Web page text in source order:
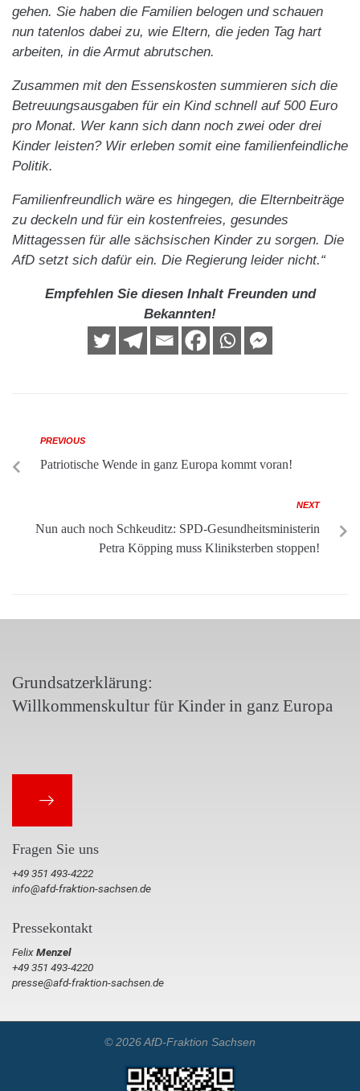
gehen. Sie haben die Familien belogen und schauen
nun tatenlos dabei zu, wie Eltern, die jeden Tag hart
arbeiten, in die Armut abrutschen.
Zusammen mit den Essenskosten summieren sich die
Betreuungsausgaben für ein Kind schnell auf 500 Euro
pro Monat. Wer kann sich dann noch zwei oder drei
Kinder leisten? Wir erleben somit eine familienfeindliche
Politik.
Familienfreundlich wäre es hingegen, die Elternbeiträge
zu deckeln und für ein kostenfreies, gesundes
Mittagessen für alle sächsischen Kinder zu sorgen. Die
AfD setzt sich dafür ein. Die Regierung leider nicht.“
Empfehlen Sie diesen Inhalt Freunden und
Bekannten!
PREVIOUS
Patriotische Wende in ganz Europa kommt voran!
NEXT
Nun auch noch Schkeuditz: SPD-Gesundheitsministerin
Petra Köpping muss Kliniksterben stoppen!
Grundsatzerklärung:
Willkommenskultur für Kinder in ganz Europa
Fragen Sie uns
+49 351 493-4222
info@afd-fraktion-sachsen.de
Pressekontakt
FelixMenzel
+49 351 493-4220
presse@afd-fraktion-sachsen.de
© 2026 AfD-Fraktion Sachsen